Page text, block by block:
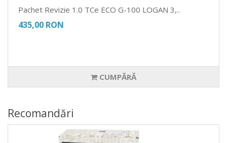
Pachet Revizie 1.0 TCe ECO G-100 LOGAN 3,..
435,00 RON
CUMPĂRĂ
Recomandări